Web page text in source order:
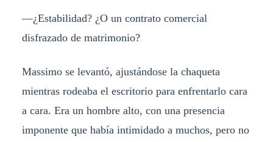
—¿Estabilidad? ¿O un contrato comercial
disfrazado de matrimonio?
Massimo se levantó, ajustándose la chaqueta
mientras rodeaba el escritorio para enfrentarlo cara
a cara. Era un hombre alto, con una presencia
imponente que había intimidado a muchos, pero no